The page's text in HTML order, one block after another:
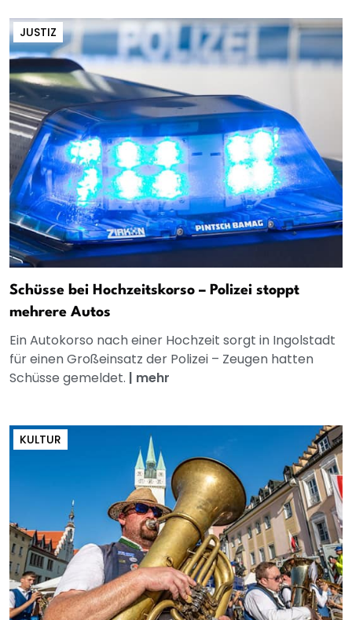
JUSTIZ
Schüsse bei Hochzeitskorso – Polizei stoppt
mehrere Autos
Ein Autokorso nach einer Hochzeit sorgt in Ingolstadt
für einen Großeinsatz der Polizei – Zeugen hatten
Schüsse gemeldet. | mehr
KULTUR